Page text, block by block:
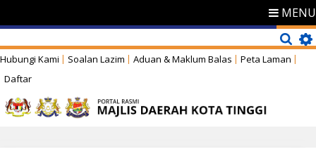
MENU
Hubungi Kami Soalan Lazim Aduan & Maklum Balas
Peta Laman
Daftar